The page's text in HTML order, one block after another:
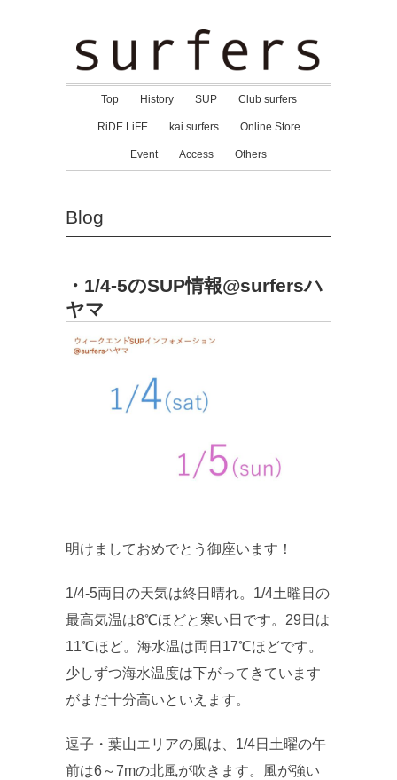
Top History SUP Club surfers
RiDE LiFE kai surfers Online Store
Event Access Others
Blog
・1/4-5のSUP情報@surfersハ
ヤマ
明けましておめでとう御座います！
1/4-5両日の天気は終日晴れ。1/4土曜日の
最高気温は8℃ほどと寒い日です。29日は
11℃ほど。海水温は両日17℃ほどです。
少しずつ海水温度は下がってきています
がまだ十分高いといえます。
逗子・葉山エリアの風は、1/4日土曜の午
前は6～7mの北風が吹きます。風が強い